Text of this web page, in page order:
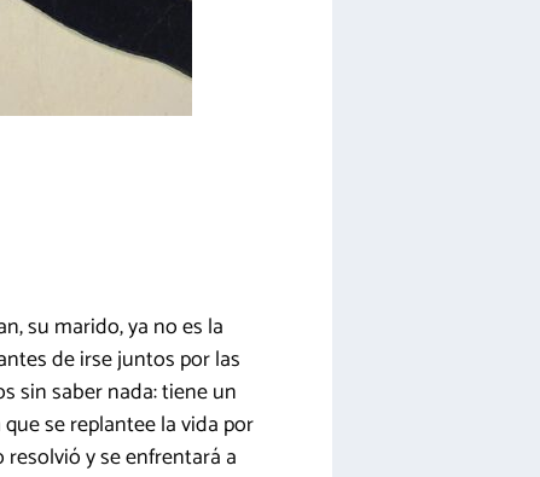
su marido, ya no es la
de irse juntos por las
sin saber nada: tiene un
se replantee la vida por
y se enfrentará a